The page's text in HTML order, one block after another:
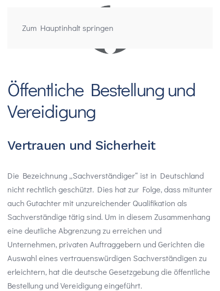
Zum Hauptinhalt springen
Öffentliche Bestellung und
Vereidigung
Vertrauen und Sicherheit
Die Bezeichnung „Sachverständiger“ ist in Deutschland
nicht rechtlich geschützt. Dies hat zur Folge, dass mitunter
auch Gutachter mit unzureichender Qualifikation als
Sachverständige tätig sind. Um in diesem Zusammenhang
eine deutliche Abgrenzung zu erreichen und
Unternehmen, privaten Auftraggebern und Gerichten die
Auswahl eines vertrauenswürdigen Sachverständigen zu
erleichtern, hat die deutsche Gesetzgebung die öffentliche
Bestellung und Vereidigung eingeführt.